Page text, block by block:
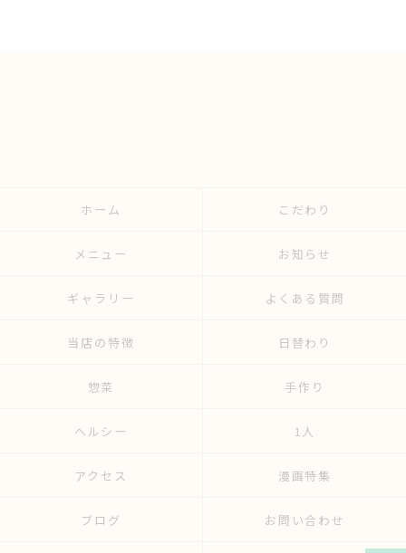
ホーム こだわり
メニュー お知らせ
ギャラリー よくある質問
当店の特徴 日替わり
惣菜 手作り
ヘルシー 1人
アクセス 漫画特集
ブログ お問い合わせ